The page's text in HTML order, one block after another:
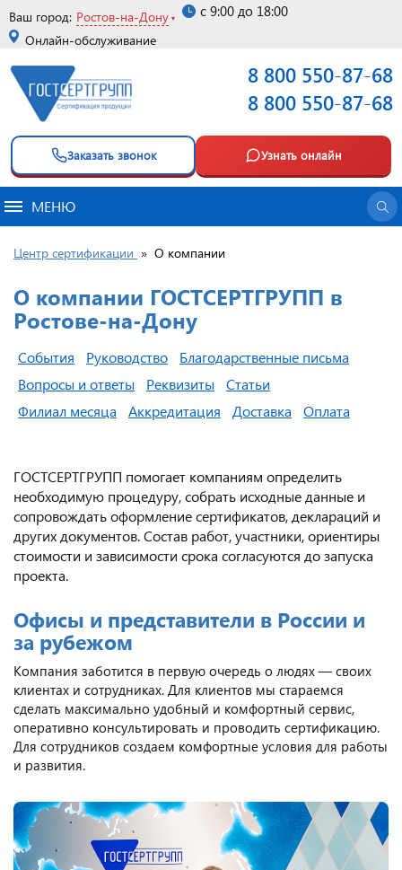
Ваш город: Ростов-на-Дону
Онлайн-обслуживание
с 9:00 до 18:00
8 800 550-87-68
8 800 550-87-68
Заказать звонок Узнать онлайн
МЕНЮ
Центр сертификации » О компании
О компании ГОСТСЕРТГРУПП в
Ростове-на-Дону
События Руководство
Благодарственные письма
Вопросы и ответы
Реквизиты
Статьи
Филиал месяца
Аккредитация Доставка Оплата
ГОСТСЕРТГРУПП помогает компаниям определить
необходимую процедуру, собрать исходные данные и
сопровождать оформление сертификатов, деклараций и
других документов. Состав работ, участники, ориентиры
стоимости и зависимости срока согласуются до запуска
проекта.
Офисы и представители в России и
за рубежом
Компания заботится в первую очередь о людях — своих
клиентах и сотрудниках. Для клиентов мы стараемся
сделать максимально удобный и комфортный сервис,
оперативно консультировать и проводить сертификацию.
Для сотрудников создаем комфортные условия для работы
и развития.